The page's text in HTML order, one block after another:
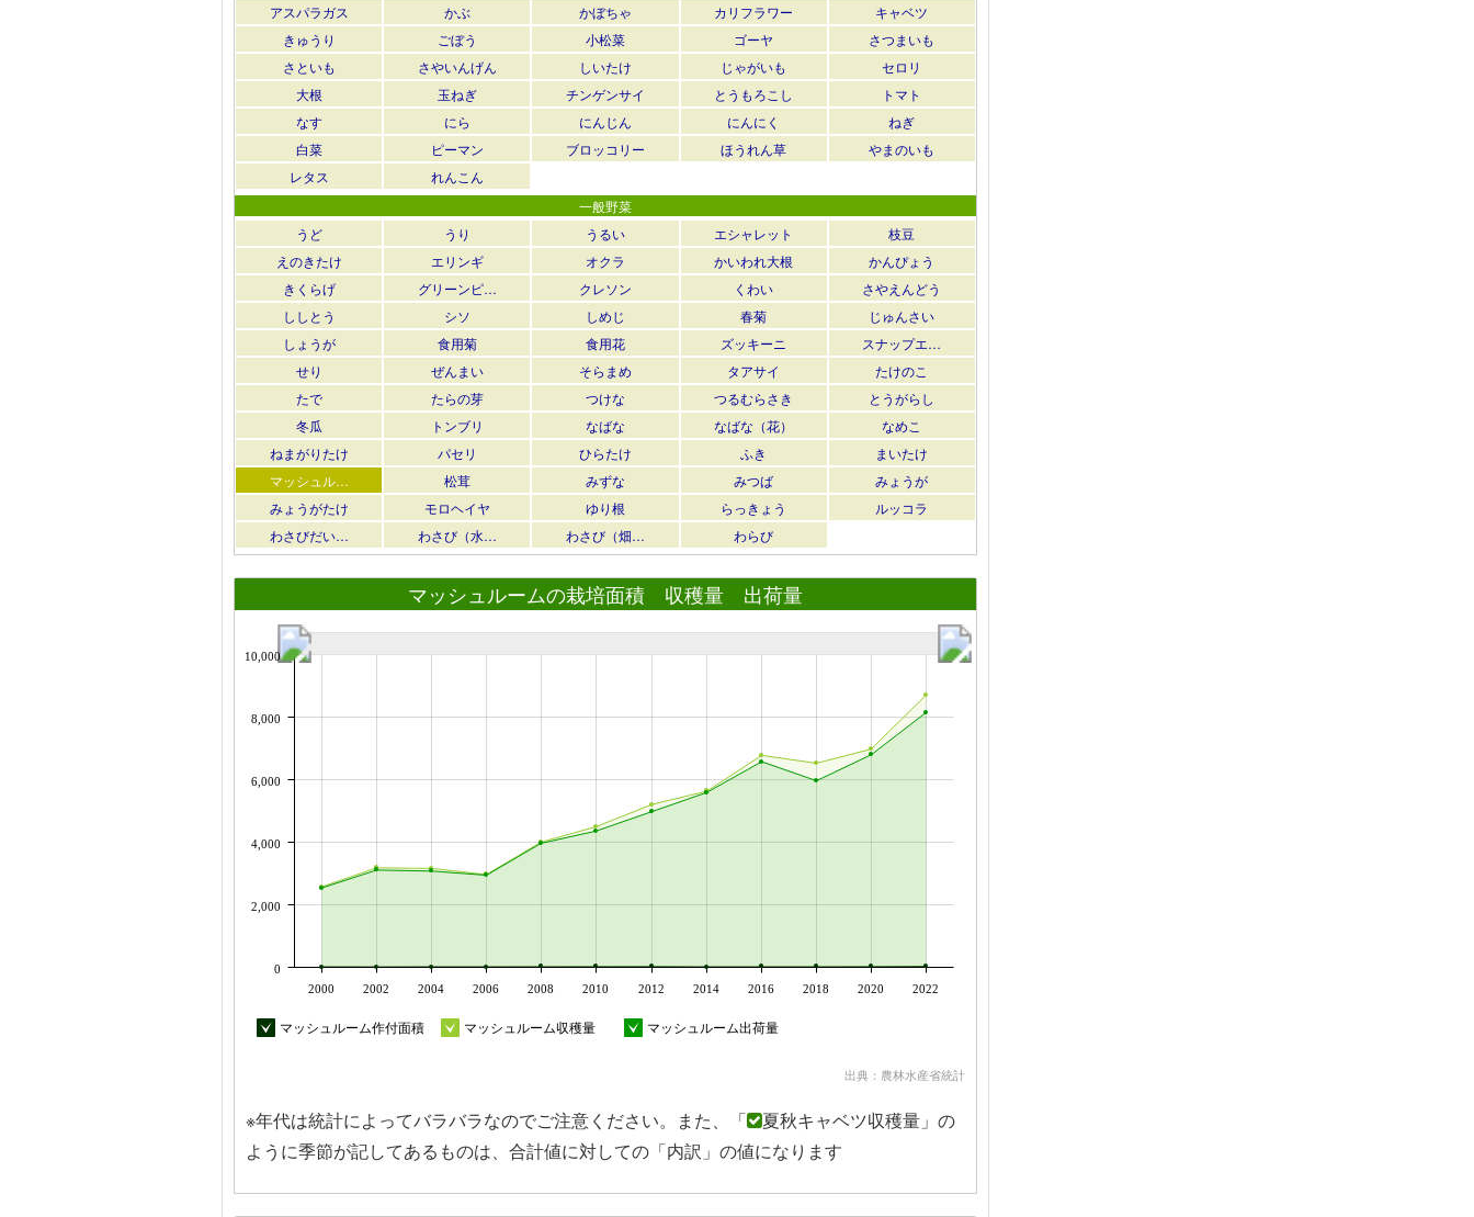
アスパラガス
かぶ かぼちゃ カリフラワー
キャベツ
きゅうり
ごぼう 小松菜 ゴーヤ
さつまいも
さといも
さやいんげん しいたけ じゃがいも
セロリ
大根
玉ねぎ チンゲンサイ とうもろこし
トマト
なす
にら にんじん にんにく
ねぎ
白菜
ピーマン ブロッコリー ほうれん草
やまのいも
レタス
れんこん
一般野菜
うど
うり うるい エシャレット
枝豆
えのきたけ
エリンギ オクラ かいわれ大根
かんぴょう
きくらげ
グリーンピ… クレソン くわい
さやえんどう
ししとう
シソ しめじ 春菊
じゅんさい
しょうが
食用菊 食用花 ズッキーニ
スナップエ…
せり
ぜんまい そらまめ タアサイ
たけのこ
たで
たらの芽 つけな つるむらさき
とうがらし
冬瓜
トンブリ なばな なばな（花）
なめこ
ねまがりたけ
パセリ ひらたけ ふき
まいたけ
マッシュル…
松茸 みずな みつば
みょうが
みょうがたけ
モロヘイヤ ゆり根 らっきょう
ルッコラ
わさびだい…
わさび（水… わさび（畑… わらび
マッシュルームの栽培面積 収穫量 出荷量
2000 2002 2004 2006 2008 2010 2012 2014 2016 2018 2020 2022
0
2,000
4,000
6,000
8,000
10,000
マッシュルーム作付面積 マッシュルーム収穫量 マッシュルーム出荷量
出典：農林水産省統計
※年代は統計によってバラバラなのでご注意ください。また、「
夏秋キャベツ収穫量」の
ように季節が記してあるものは、合計値に対しての「内訳」の値になります